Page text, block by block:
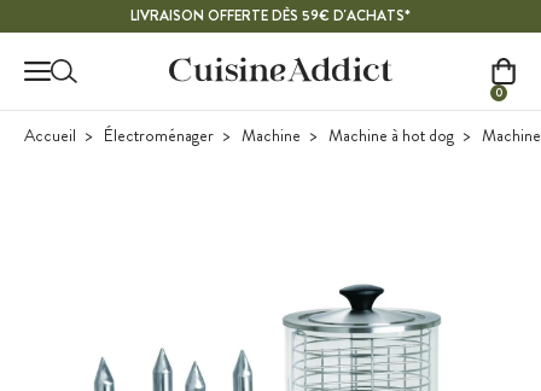
LIVRAISON OFFERTE DÈS 59€ D'ACHATS*
0
Accueil Électroménager Machine Machine à hot dog